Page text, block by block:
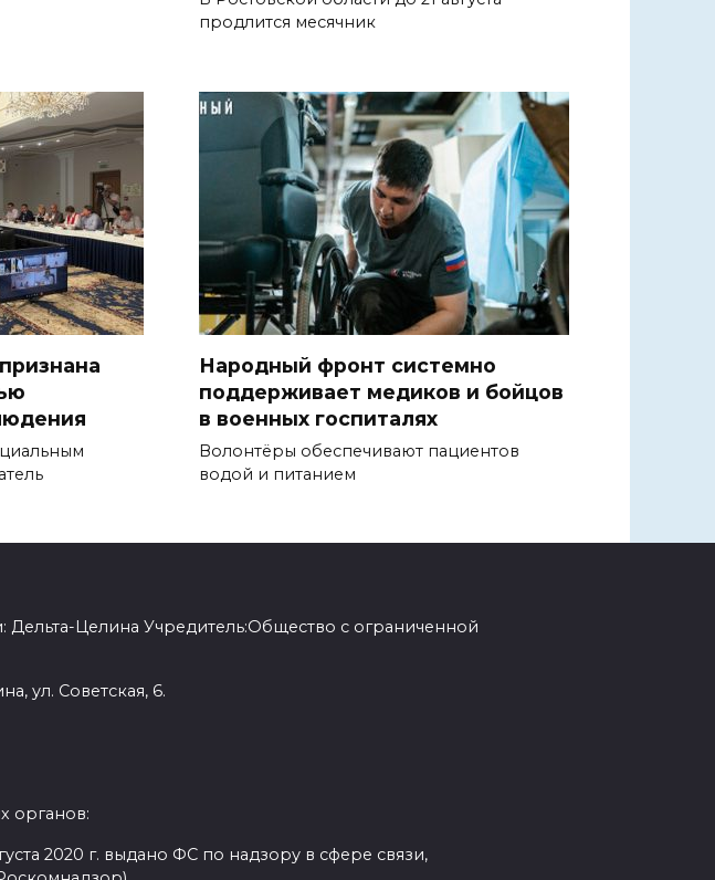
продлится месячник
Народный фронт системно
поддерживает медиков и бойцов
в военных госпиталях
Волонтёры обеспечивают пациентов
водой и питанием
Целина Учредитель:Общество с ограниченной
ул. Советская, 6.
органов:
2020 г. выдано ФС по надзору в сфере связи,